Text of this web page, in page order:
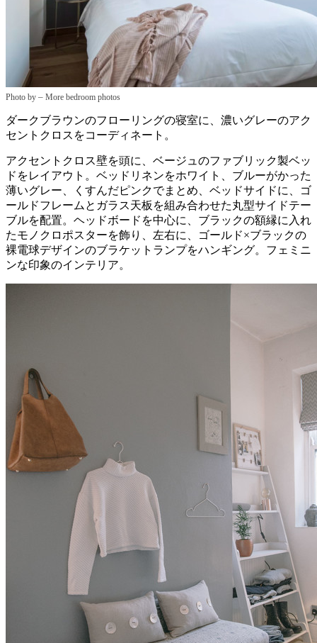
Photo by – More bedroom photos
ダークブラウンのフローリングの寝室に、濃いグレーのアク
セントクロスをコーディネート。
アクセントクロス壁を頭に、ベージュのファブリック製ベッ
ドをレイアウト。ベッドリネンをホワイト、ブルーがかった
薄いグレー、くすんだピンクでまとめ、ベッドサイドに、ゴ
ールドフレームとガラス天板を組み合わせた丸型サイドテー
ブルを配置。ヘッドボードを中心に、ブラックの額縁に入れ
たモノクロポスターを飾り、左右に、ゴールド×ブラックの
裸電球デザインのブラケットランプをハンギング。フェミニ
ンな印象のインテリア。